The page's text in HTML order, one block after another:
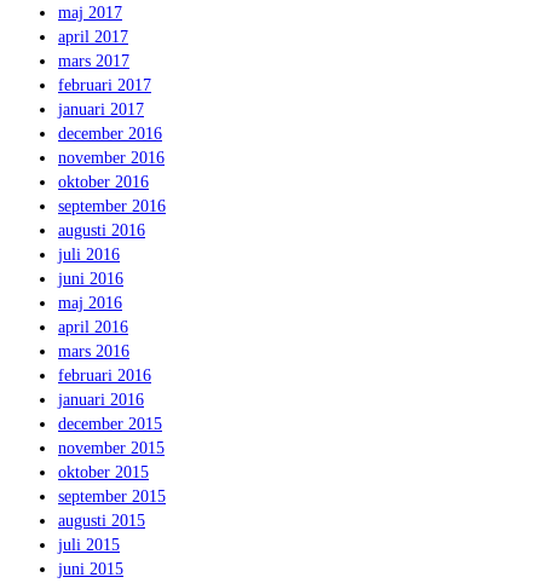
maj 2017
april 2017
mars 2017
februari 2017
januari 2017
december 2016
november 2016
oktober 2016
september 2016
augusti 2016
juli 2016
juni 2016
maj 2016
april 2016
mars 2016
februari 2016
januari 2016
december 2015
november 2015
oktober 2015
september 2015
augusti 2015
juli 2015
juni 2015